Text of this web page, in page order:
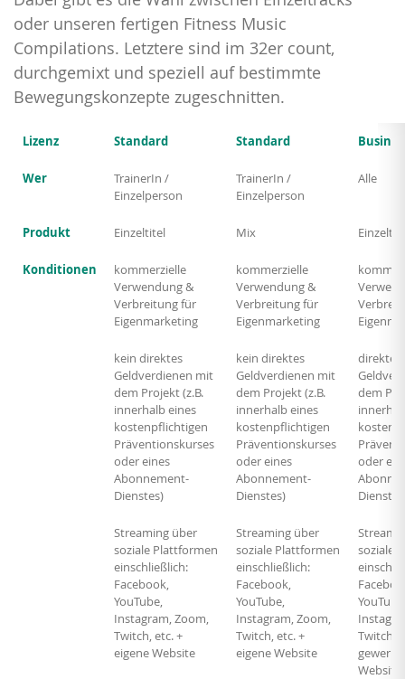
oder unseren fertigen Fitness Music
Compilations. Letztere sind im 32er count,
durchgemixt und speziell auf bestimmte
Bewegungskonzepte zugeschnitten.
Lizenz Standard Standard
Wer
TrainerIn /
Einzelperson
TrainerIn /
Einzelperson
Alle
Produkt Einzeltitel Mix
Konditionen
kommerzielle
Verwendung &
Verbreitung für
Eigenmarketing
kommerzielle
Verwendung &
Verbreitung für
Eigenmarketing
kein direktes
Geldverdienen mit
dem Projekt (z.B.
innerhalb eines
kostenpflichtigen
Präventionskurses
oder eines
Abonnement-
Dienstes)
kein direktes
Geldverdienen mit
dem Projekt (z.B.
innerhalb eines
kostenpflichtigen
Präventionskurses
oder eines
Abonnement-
Dienstes)
direktes
dem
oder
Streaming über
soziale Plattformen
einschließlich:
Facebook,
YouTube,
Instagram, Zoom,
Twitch, etc. +
eigene Website
Streaming über
soziale Plattformen
einschließlich:
Facebook,
YouTube,
Instagram, Zoom,
Twitch, etc. +
eigene Website
soziale
Twitch,
Website